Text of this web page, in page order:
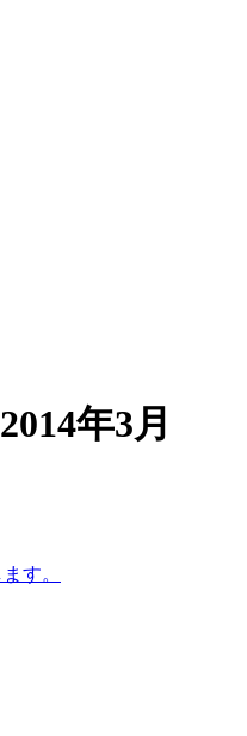
2014年3月
す。